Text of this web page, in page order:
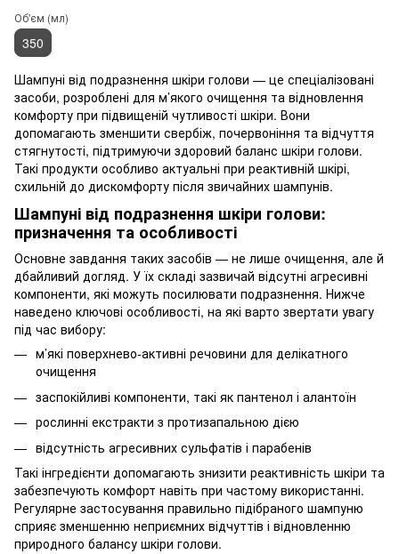
Об'єм (мл)
350
Шампуні від подразнення шкіри голови — це спеціалізовані
засоби, розроблені для м’якого очищення та відновлення
комфорту при підвищеній чутливості шкіри. Вони
допомагають зменшити свербіж, почервоніння та відчуття
стягнутості, підтримуючи здоровий баланс шкіри голови.
Такі продукти особливо актуальні при реактивній шкірі,
схильній до дискомфорту після звичайних шампунів.
Шампуні від подразнення шкіри голови:
призначення та особливості
Основне завдання таких засобів — не лише очищення, але й
дбайливий догляд. У їх складі зазвичай відсутні агресивні
компоненти, які можуть посилювати подразнення. Нижче
наведено ключові особливості, на які варто звертати увагу
під час вибору:
м’які поверхнево-активні речовини для делікатного
очищення
заспокійливі компоненти, такі як пантенол і алантоїн
рослинні екстракти з протизапальною дією
відсутність агресивних сульфатів і парабенів
Такі інгредієнти допомагають знизити реактивність шкіри та
забезпечують комфорт навіть при частому використанні.
Регулярне застосування правильно підібраного шампуню
сприяє зменшенню неприємних відчуттів і відновленню
природного балансу шкіри голови.